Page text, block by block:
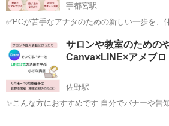
宇都宮駅
✅PCが苦手なアナタのための新しい一歩を、
「子どもが小学生になり、少し働けそうな時
が始まる前に、今の働き方を見直したい」 「
色々あるけど、何を信...
宇都宮市 宇都宮駅 その他
サロンや教室のための
Canva×LINE×アメブロ
佐野駅
✨こんな方におすすめです 自分でバナーや告知画像を作れるようにな
りたい LINE公式を作ったけど、使い方がわからない アメブロの見た